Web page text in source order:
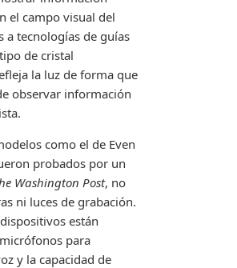
el campo visual del
a tecnologías de guías
de cristal
la luz de forma que
observar información
como el de Even
probados por un
Washington Post, no
ni luces de grabación.
están
para
y la capacidad de